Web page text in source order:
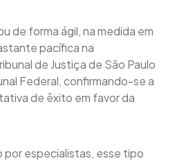
de forma ágil, na medida em
pacífica na
de Justiça de São Paulo
Federal, confirmando-se a
de êxito em favor da
especialistas, esse tipo